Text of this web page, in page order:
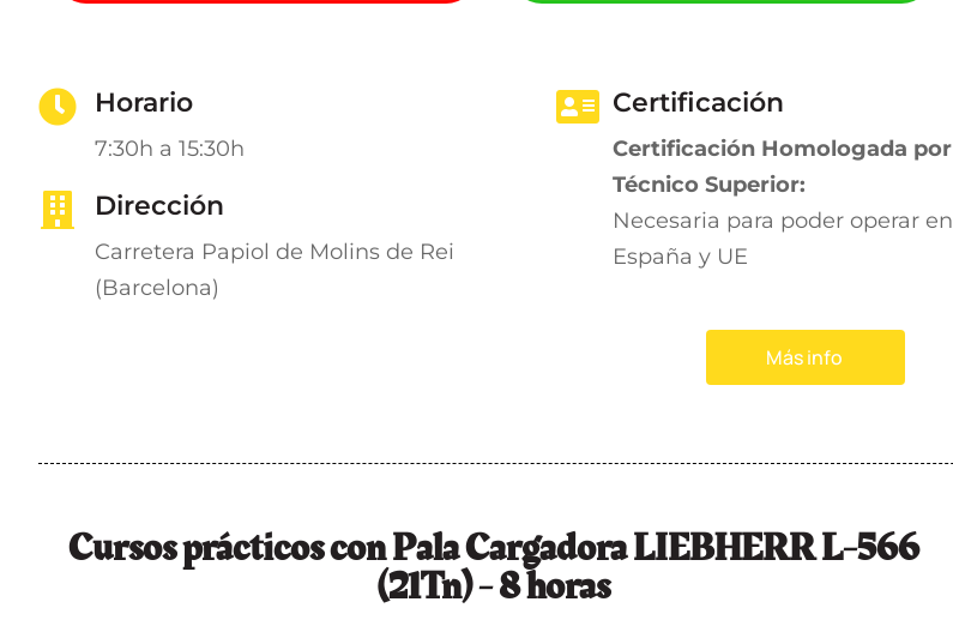
Horario
7:30h a 15:30h
Dirección
Carretera Papiol de Molins de Rei
(Barcelona)
Certificación
Certificación Homologada por
Técnico Superior:
Necesaria para poder operar en
España y UE
Más info
Cursos prácticos con Pala Cargadora LIEBHERR L-566
(21Tn) - 8 horas